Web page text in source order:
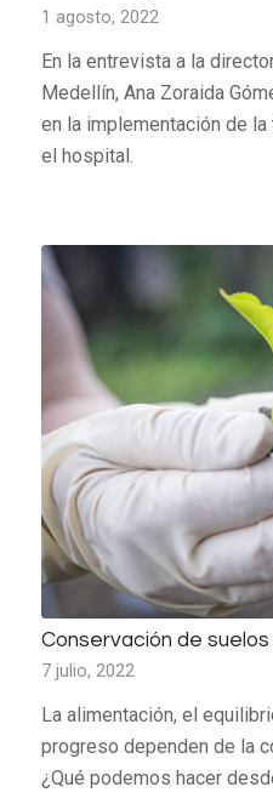
1 agosto, 2022
En la entrevista a la
Medellín, Ana Zoraida
en la implementación de
el hospital.
Conservación de
7 julio, 2022
La alimentación, el
progreso dependen de la
¿Qué podemos hacer